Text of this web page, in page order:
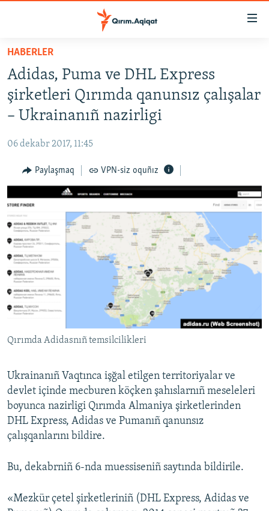
Esas
qaytmaq
Baş
navigatsiyağa
qaytmaq
Qıdıruvğa
HABERLER
SİYASET
İQTİSADİYAT
MEDENİYET
İNSAN AQLARI
SÜRET
BLOGLAR
FİKİR
Русский
Українською
QOŞULIÑIZ!
RFE/RS bütün saytları
HABERLER
Adidas, Puma ve DHL Express
şirketleri Qırımda qanunsız çalışalar
– Ukrainanıñ nazirligi
06 dekabr 2017, 11:45
Paylaşmaq VPN-siz oquñız
Qırımda Adidasnıñ temsilcilikleri
Ukrainanıñ Vaqtınca işğal etilgen territoriyalar ve
devlet içinde mecburen köçken şahıslarnıñ meseleleri
boyunca nazirligi Qırımda Almaniya şirketlerinden
DHL Express, Adidas ve Pumanıñ qanunsız
çalışqanlarını bildire.
Bu, dekabrniñ 6-nda muessiseniñ saytında bildirile.
«Mezkür çetel şirketleriniñ (DHL Express, Adidas ve